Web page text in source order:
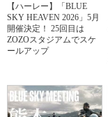
【ハーレー】「BLUE
SKY HEAVEN 2026」5月
開催決定！ 25回目は
ZOZOスタジアムでスケ
ールアップ